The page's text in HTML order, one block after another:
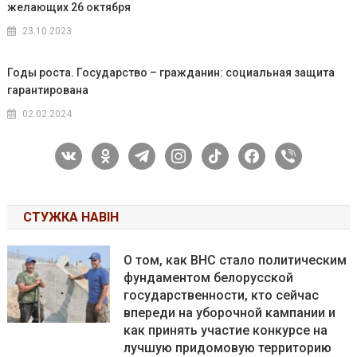
желающих 26 октября
23.10.2023
Годы роста. Государство – гражданин: социальная защита
гарантирована
02.02.2024
vkontakteodnoklassniki
telegraminstagram
tiktok facebook
viber
СТУЖКА НАВІН
О том, как ВНС стало политическим
фундаментом белорусской
государственности, кто сейчас
впереди на уборочной кампании и
как принять участие конкурсе на
лучшую придомовую территорию